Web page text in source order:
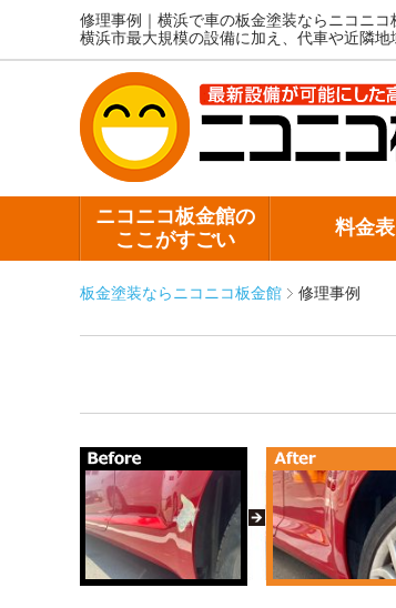
修理事例｜横浜で車の板金塗装ならニコニコ
横浜市最大規模の設備に加え、代車や近隣
ニコニコ板金館の
ここがすごい
料金表
板金塗装ならニコニコ板金館 修理事例